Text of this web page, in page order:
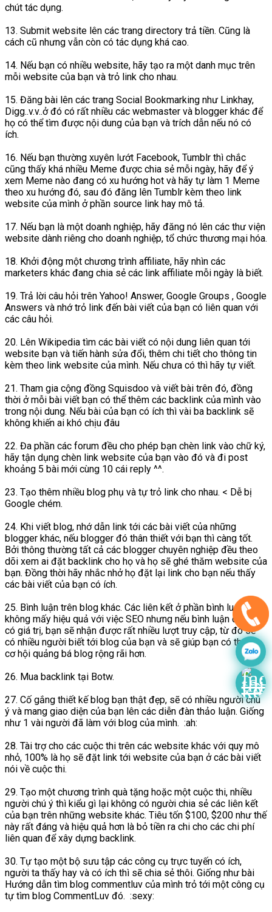
chút tác dụng.
13. Submit website lên các trang directory trả tiền. Cũng là
cách cũ nhưng vẫn còn có tác dụng khá cao.
14. Nếu bạn có nhiều website, hãy tạo ra một danh mục trên
mỗi website của bạn và trỏ link cho nhau.
15. Đăng bài lên các trang Social Bookmarking như Linkhay,
Digg..v.v..ở đó có rất nhiều các webmaster và blogger khác để
họ có thể tìm được nội dung của bạn và trích dẫn nếu nó có
ích.
16. Nếu bạn thường xuyên lướt Facebook, Tumblr thì chắc
cũng thấy khá nhiều Meme được chia sẻ mỗi ngày, hãy để ý
xem Meme nào đang có xu hướng hot và hãy tự làm 1 Meme
theo xu hướng đó, sau đó đăng lên Tumblr kèm theo link
website của mình ở phần source link hay mô tả.
17. Nếu bạn là một doanh nghiệp, hãy đăng nó lên các thư viện
website dành riêng cho doanh nghiệp, tổ chức thương mại hóa.
18. Khởi động một chương trình affiliate, hãy nhìn các
marketers khác đang chia sẻ các link affiliate mỗi ngày là biết.
19. Trả lời câu hỏi trên Yahoo! Answer, Google Groups , Google
Answers và nhớ trỏ link đến bài viết của bạn có liên quan với
các câu hỏi.
20. Lên Wikipedia tìm các bài viết có nội dung liên quan tới
website bạn và tiến hành sửa đổi, thêm chi tiết cho thông tin
kèm theo link website của mình. Nếu chưa có thì hãy tự viết.
21. Tham gia cộng đồng Squisdoo và viết bài trên đó, đồng
thời ở mỗi bài viết bạn có thể thêm các backlink của mình vào
trong nội dung. Nếu bài của bạn có ích thì vài ba backlink sẽ
không khiến ai khó chịu đâu
22. Đa phần các forum đều cho phép bạn chèn link vào chữ ký,
hãy tận dụng chèn link website của bạn vào đó và đi post
khoảng 5 bài mới cùng 10 cái reply ^^.
23. Tạo thêm nhiều blog phụ và tự trỏ link cho nhau. < Dễ bị
Google chém.
24. Khi viết blog, nhớ dẫn link tới các bài viết của những
blogger khác, nếu blogger đó thân thiết với bạn thì càng tốt.
Bởi thông thường tất cả các blogger chuyên nghiệp đều theo
dõi xem ai đặt backlink cho họ và họ sẽ ghé thăm website của
bạn. Đồng thời hãy nhắc nhở họ đặt lại link cho bạn nếu thấy
các bài viết của bạn có ích.
25. Bình luận trên blog khác. Các liên kết ở phần bình luận có lẽ
không mấy hiệu quả với việc SEO nhưng nếu bình luận của bạn
có giá trị, bạn sẽ nhận được rất nhiều lượt truy cập, từ đó sẽ
có nhiều người biết tới blog của bạn và sẽ giúp bạn có thêm
cơ hội quảng bá blog rộng rãi hơn.
26. Mua backlink tại Botw.
27. Cố gắng thiết kế blog bạn thật đẹp, sẽ có nhiều người chú
ý và mang giao diện của bạn lên các diễn đàn thảo luận. Giống
như 1 vài người đã làm với blog của mình. :ah:
28. Tài trợ cho các cuộc thi trên các website khác với quy mô
nhỏ, 100% là họ sẽ đặt link tới website của bạn ở các bài viết
nói về cuộc thi.
29. Tạo một chương trình quà tặng hoặc một cuộc thi, nhiều
người chú ý thì kiểu gì lại không có người chia sẻ các liên kết
của bạn trên những website khác. Tiêu tốn $100, $200 như thế
này rất đáng và hiệu quả hơn là bỏ tiền ra chi cho các chi phí
liên quan để xây dựng backlink.
30. Tự tạo một bộ sưu tập các công cụ trực tuyến có ích,
người ta thấy hay và có ích thì sẽ chia sẻ thôi. Giống như bài
Hướng dẫn tìm blog commentluv của mình trỏ tới một công cụ
tự tìm blog CommentLuv đó. :sexy: